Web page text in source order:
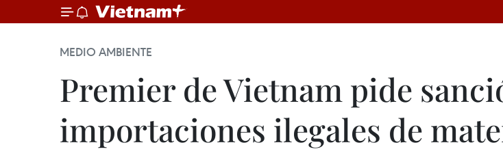
MEDIO AMBIENTE
Premier de Vietnam pide
importaciones ilegales de